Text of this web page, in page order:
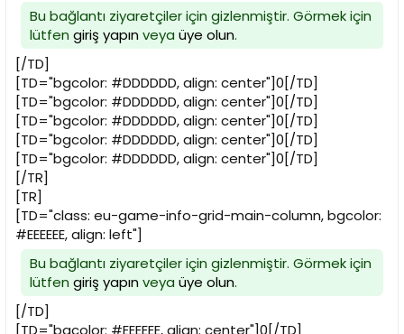
Bu bağlantı ziyaretçiler için gizlenmiştir. Görmek için
lütfen giriş yapınveya üye olun.
[/TD]
[TD="bgcolor: #DDDDDD, align: center"]0[/TD]
[TD="bgcolor: #DDDDDD, align: center"]0[/TD]
[TD="bgcolor: #DDDDDD, align: center"]0[/TD]
[TD="bgcolor: #DDDDDD, align: center"]0[/TD]
[TD="bgcolor: #DDDDDD, align: center"]0[/TD]
[/TR]
[TR]
[TD="class: eu-game-info-grid-main-column, bgcolor:
#EEEEEE, align: left"]
Bu bağlantı ziyaretçiler için gizlenmiştir. Görmek için
lütfen giriş yapınveya üye olun.
[/TD]